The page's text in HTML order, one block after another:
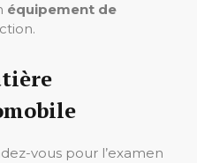
équipement de
vous pour l’examen